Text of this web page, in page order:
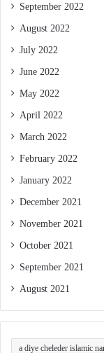
September 2022
August 2022
July 2022
June 2022
May 2022
April 2022
March 2022
February 2022
January 2022
December 2021
November 2021
October 2021
September 2021
August 2021
a diye cheleder islamic